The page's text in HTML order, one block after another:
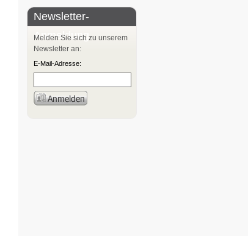
Newsletter-
Anmeldung
Melden Sie sich zu unserem
Newsletter an:
E-Mail-Adresse: